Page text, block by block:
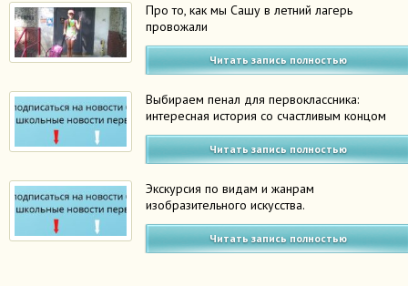
Про то, как мы Сашу в летний лагерь
провожали
Читать запись полностью
Выбираем пенал для первоклассника:
интересная история со счастливым концом
Читать запись полностью
Экскурсия по видам и жанрам
изобразительного искусства.
Читать запись полностью